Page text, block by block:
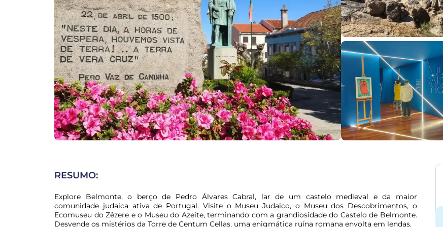
RESUMO:
Explore Belmonte, o berço de Pedro Álvares Cabral, lar de um castelo medieval e da maior
comunidade judaica ativa de Portugal. Visite o Museu Judaico, o Museu dos Descobrimentos, o
Ecomuseu do Zêzere e o Museu do Azeite, terminando com a grandiosidade do Castelo de Belmonte.
Desvende os mistérios da Torre de Centum Cellas, uma enigmática ruína romana envolta em lendas.